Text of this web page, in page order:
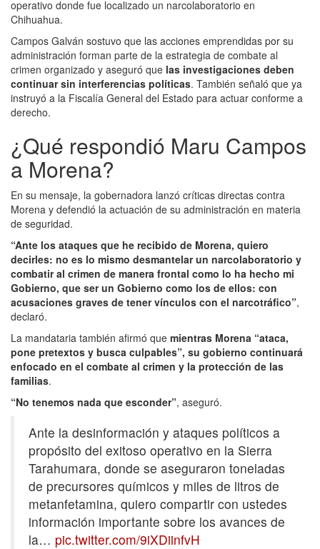
operativo donde fue localizado un narcolaboratorio en
Chihuahua.
Campos Galván sostuvo que las acciones emprendidas por su
administración forman parte de la estrategia de combate al
crimen organizado y aseguró que las investigaciones deben
continuar sin interferencias políticas. También señaló que ya
instruyó a la Fiscalía General del Estado para actuar conforme a
derecho.
¿Qué respondió Maru Campos
a Morena?
En su mensaje, la gobernadora lanzó críticas directas contra
Morena y defendió la actuación de su administración en materia
de seguridad.
“Ante los ataques que he recibido de Morena, quiero
decirles: no es lo mismo desmantelar un narcolaboratorio y
combatir al crimen de manera frontal como lo ha hecho mi
Gobierno, que ser un Gobierno como los de ellos: con
acusaciones graves de tener vínculos con el narcotráfico”,
declaró.
La mandataria también afirmó que mientras Morena “ataca,
pone pretextos y busca culpables”, su gobierno continuará
enfocado en el combate al crimen y la protección de las
familias.
“No tenemos nada que esconder”, aseguró.
Ante la desinformación y ataques políticos a
propósito del exitoso operativo en la Sierra
Tarahumara, donde se aseguraron toneladas
de precursores químicos y miles de litros de
metanfetamina, quiero compartir con ustedes
información importante sobre los avances de
la… pic.twitter.com/9iXDiinfvH